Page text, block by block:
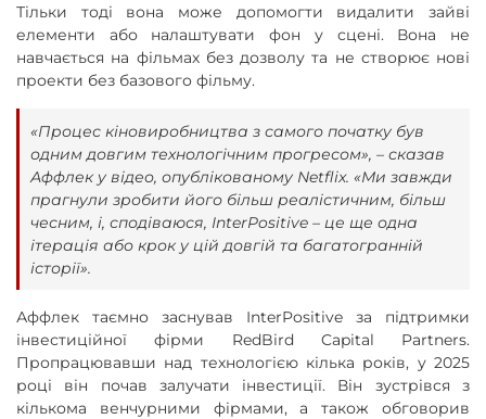
Тільки тоді вона може допомогти видалити зайві
елементи або налаштувати фон у сцені. Вона не
навчається на фільмах без дозволу та не створює нові
проекти без базового фільму.
«Процес кіновиробництва з самого початку був
одним довгим технологічним прогресом», – сказав
Аффлек у відео, опублікованому Netflix. «Ми завжди
прагнули зробити його більш реалістичним, більш
чесним, і, сподіваюся, InterPositive – це ще одна
ітерація або крок у цій довгій та багатогранній
історії».
Аффлек таємно заснував InterPositive за підтримки
інвестиційної фірми RedBird Capital Partners.
Пропрацювавши над технологією кілька років, у 2025
році він почав залучати інвестиції. Він зустрівся з
кількома венчурними фірмами, а також обговорив